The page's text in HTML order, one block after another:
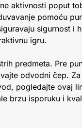
aktivnosti poput
pomoću
sigurnost i
igru.
predmeta. Pre
odvodni čep. Za
pogledajte ovaj
brzu isporuku i